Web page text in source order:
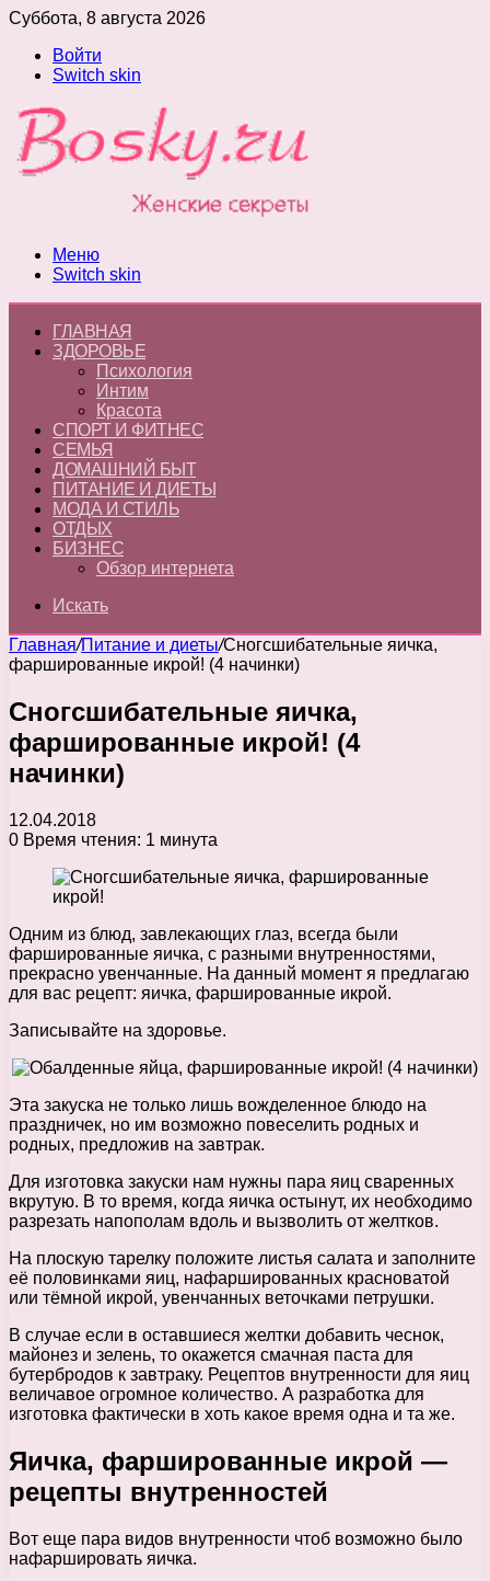
Суббота, 8 августа 2026
Войти
Switch skin
Меню
Switch skin
ГЛАВНАЯ
ЗДОРОВЬЕ
Психология
Интим
Красота
СПОРТ И ФИТНЕС
СЕМЬЯ
ДОМАШНИЙ БЫТ
ПИТАНИЕ И ДИЕТЫ
МОДА И СТИЛЬ
ОТДЫХ
БИЗНЕС
Обзор интернета
Искать
Главная/Питание и диеты/Сногсшибательные яичка,
фаршированные икрой! (4 начинки)
Сногсшибательные яичка,
фаршированные икрой! (4
начинки)
12.04.2018
0 Время чтения: 1 минута
Одним из блюд, завлекающих глаз, всегда были
фаршированные яичка, с разными внутренностями,
прекрасно увенчанные. На данный момент я предлагаю
для вас рецепт: яичка, фаршированные икрой.
Записывайте на здоровье.
Эта закуска не только лишь вожделенное блюдо на
праздничек, но им возможно повеселить родных и
родных, предложив на завтрак.
Для изготовка закуски нам нужны пара яиц сваренных
вкрутую. В то время, когда яичка остынут, их необходимо
разрезать напополам вдоль и вызволить от желтков.
На плоскую тарелку положите листья салата и заполните
её половинками яиц, нафаршированных красноватой
или тёмной икрой, увенчанных веточками петрушки.
В случае если в оставшиеся желтки добавить чеснок,
майонез и зелень, то окажется смачная паста для
бутербродов к завтраку. Рецептов внутренности для яиц
величавое огромное количество. А разработка для
изготовка фактически в хоть какое время одна и та же.
Яичка, фаршированные икрой —
рецепты внутренностей
Вот еще пара видов внутренности чтоб возможно было
нафаршировать яичка.